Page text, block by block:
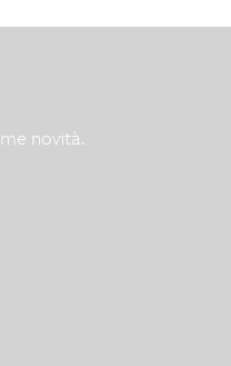
novità.